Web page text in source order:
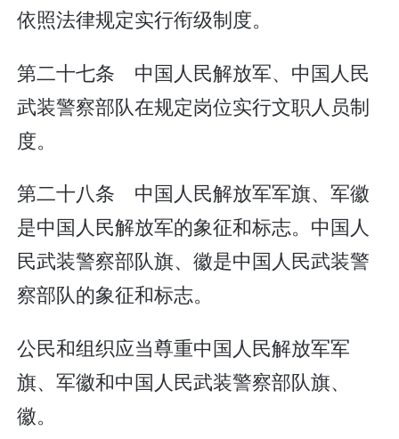
依照法律规定实行衔级制度。
第二十七条 中国人民解放军、中国人民
武装警察部队在规定岗位实行文职人员制
度。
第二十八条 中国人民解放军军旗、军徽
是中国人民解放军的象征和标志。中国人
民武装警察部队旗、徽是中国人民武装警
察部队的象征和标志。
公民和组织应当尊重中国人民解放军军
旗、军徽和中国人民武装警察部队旗、
徽。